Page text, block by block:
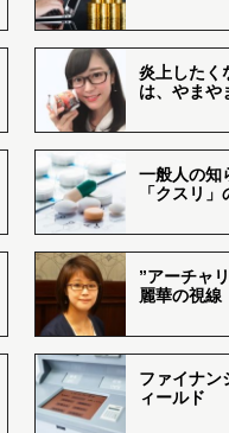
炎上したく
は、やまや
一般人の知
「クスリ
”アーチャ
麗華の視線
ファイナン
ィールド